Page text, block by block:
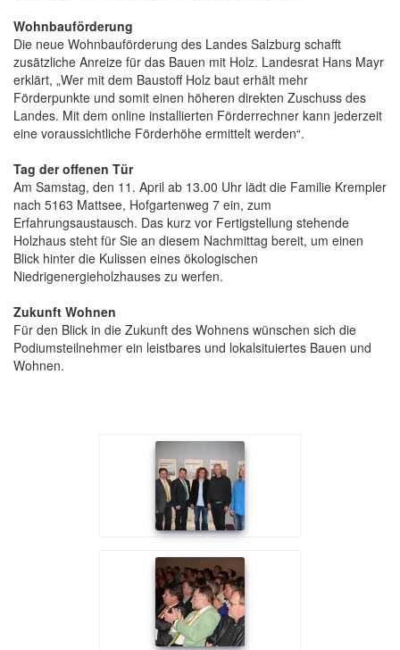
Wohnbauförderung
Die neue Wohnbauförderung des Landes Salzburg schafft
zusätzliche Anreize für das Bauen mit Holz. Landesrat Hans Mayr
erklärt, „Wer mit dem Baustoff Holz baut erhält mehr
Förderpunkte und somit einen höheren direkten Zuschuss des
Landes. Mit dem online installierten Förderrechner kann jederzeit
eine voraussichtliche Förderhöhe ermittelt werden“.
Tag der offenen Tür
Am Samstag, den 11. April ab 13.00 Uhr lädt die Familie Krempler
nach 5163 Mattsee, Hofgartenweg 7 ein, zum
Erfahrungsaustausch. Das kurz vor Fertigstellung stehende
Holzhaus steht für Sie an diesem Nachmittag bereit, um einen
Blick hinter die Kulissen eines ökologischen
Niedrigenergieholzhauses zu werfen.
Zukunft Wohnen
Für den Blick in die Zukunft des Wohnens wünschen sich die
Podiumsteilnehmer ein leistbares und lokalsituiertes Bauen und
Wohnen.